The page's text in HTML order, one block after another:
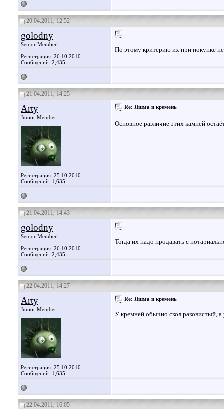
20.04.2011, 12:52
golodny
Senior Member
Регистрация: 26.10.2010
Сообщений: 2,435
По этому критерию их при покупке
21.04.2011, 14:25
Arty
Junior Member
Регистрация: 25.10.2010
Сообщений: 1,635
Re: Яшма и кремень
Основное различие этих камней
21.04.2011, 14:43
golodny
Senior Member
Регистрация: 26.10.2010
Сообщений: 2,435
Тогда их надо продавать с
22.04.2011, 14:27
Arty
Junior Member
Регистрация: 25.10.2010
Сообщений: 1,635
Re: Яшма и кремень
У кремней обычно скол раковистый,
22.04.2011, 16:05